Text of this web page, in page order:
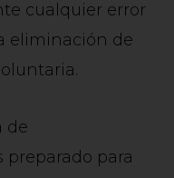
cualquier error
eliminación de
de
para